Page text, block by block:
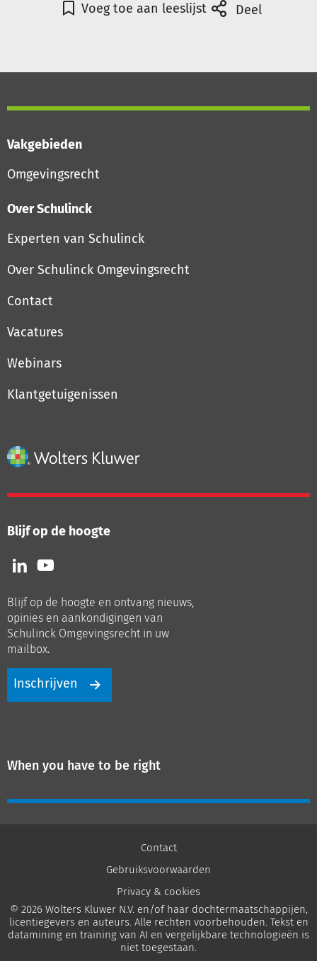
Voeg toe aan leeslijst Deel
Vakgebieden
Omgevingsrecht
Over Schulinck
Experten van Schulinck
Over Schulinck Omgevingsrecht
Contact
Vacatures
Webinars
Klantgetuigenissen
Blijf op de hoogte
Volg
ons
LinkedIn
Volg
ons
Youtube
Blijf op de hoogte en ontvang nieuws,
opinies en aankondigingen van
Schulinck Omgevingsrecht in uw
mailbox.
Inschrijven
When you have to be right
Contact
Gebruiksvoorwaarden
Privacy & cookies
© 2026 Wolters Kluwer N.V. en/of haar dochtermaatschappijen,
licentiegevers en auteurs. Alle rechten voorbehouden. Tekst en
datamining en training van AI en vergelijkbare technologieën is
niet toegestaan.